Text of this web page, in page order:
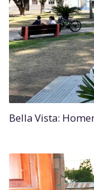
Bella Vista: